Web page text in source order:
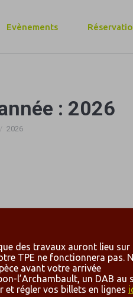
Evènements
: 2026
ici :
2026
des travaux auront lieu sur
TPE ne fonctionnera pas.
avant votre arrivée
l’Archambault, un DAB au
et régler vos billets en lignes